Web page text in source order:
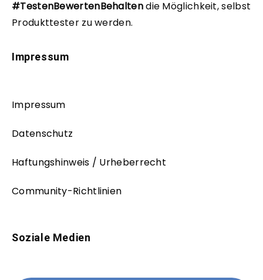
#TestenBewertenBehaltendie Möglichkeit, selbst
Produkttester zu werden.
Impressum
Impressum
Datenschutz
Haftungshinweis / Urheberrecht
Community-Richtlinien
Soziale Medien